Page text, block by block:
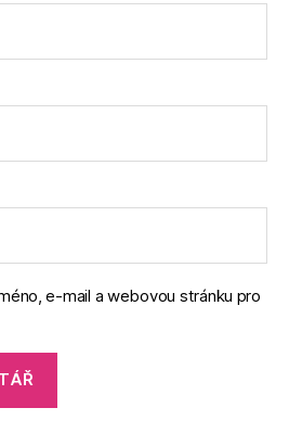
e-mail a webovou stránku pro